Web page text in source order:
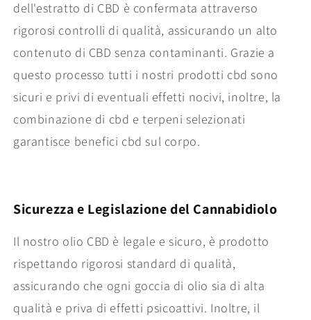
dell'estratto di CBD è confermata attraverso
rigorosi controlli di qualità, assicurando un alto
contenuto di CBD senza contaminanti. Grazie a
questo processo tutti i nostri prodotti cbd sono
sicuri e privi di eventuali effetti nocivi, inoltre, la
combinazione di cbd e terpeni selezionati
garantisce benefici cbd sul corpo.
Sicurezza e Legislazione del Cannabidiolo
Il nostro olio CBD è legale e sicuro, è prodotto
rispettando rigorosi standard di qualità,
assicurando che ogni goccia di olio sia di alta
qualità e priva di effetti psicoattivi. Inoltre, il